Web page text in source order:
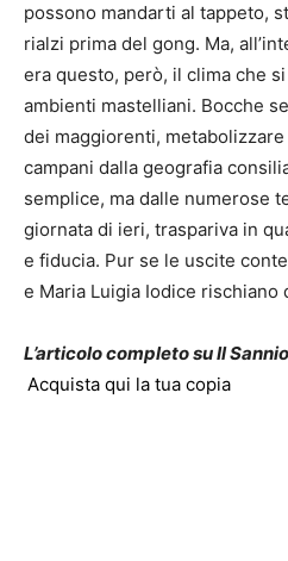
possono mandarti al tappeto,
rialzi prima del gong. Ma,
era questo, però, il clima che
ambienti mastelliani. Bocche
dei maggiorenti,
campani dalla geografia
semplice, ma dalle numerose
giornata di ieri, traspariva in
e fiducia. Pur se le uscite
e Maria Luigia Iodice rischiano
L’articolo completo su Il
Acquista qui la tua copia